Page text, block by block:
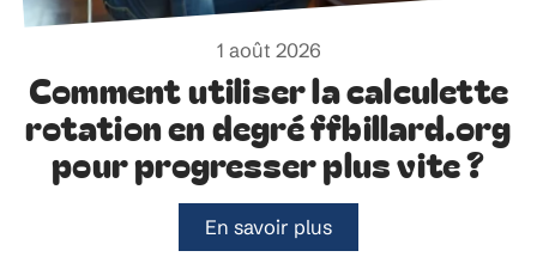
1 août 2026
Comment utiliser la calculette
rotation en degré ffbillard.org
pour progresser plus vite ?
En savoir plus